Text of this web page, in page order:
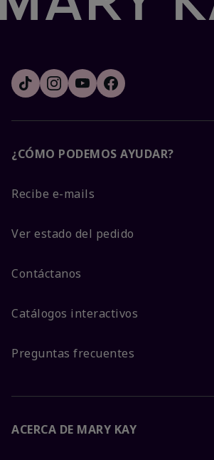
¿CÓMO PODEMOS AYUDAR?
Recibe e-mails
Ver estado del pedido
Contáctanos
Catálogos interactivos
Preguntas frecuentes
ACERCA DE MARY KAY